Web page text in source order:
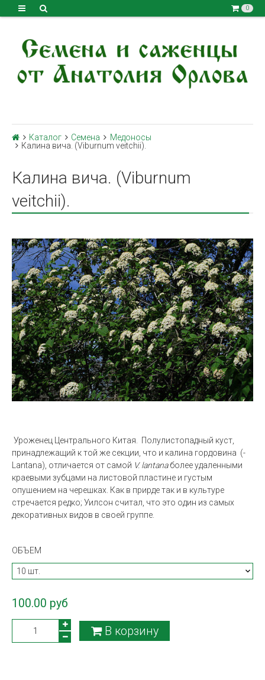
0
Каталог Семена
Медоносы
Калина вича. (Viburnum veitchii).
Калина вича. (Viburnum
veitchii).
Уроженец Центрального Китая. Полулистопадный куст,
принадлежащий к той же секции, что и калина гордовина (-
Lantana), отличается от самой V. lantanaболее удаленными
краевыми зубцами на листовой пластине и густым
опушением на черешках. Как в прирде так и в культуре
стречается редко; Уилсон считал, что это один из самых
декоративных видов в своей группе.
ОБЪЕМ
100.00 руб
В корзину